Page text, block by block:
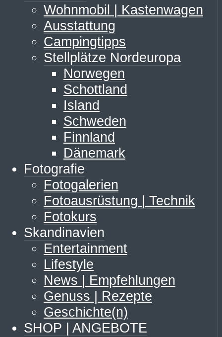
Wohnmobil | Kastenwagen
Ausstattung
Campingtipps
Stellplätze Nordeuropa
Norwegen
Schottland
Island
Schweden
Finnland
Dänemark
Fotografie
Fotogalerien
Fotoausrüstung | Technik
Fotokurs
Skandinavien
Entertainment
Lifestyle
News | Empfehlungen
Genuss | Rezepte
Geschichte(n)
SHOP | ANGEBOTE